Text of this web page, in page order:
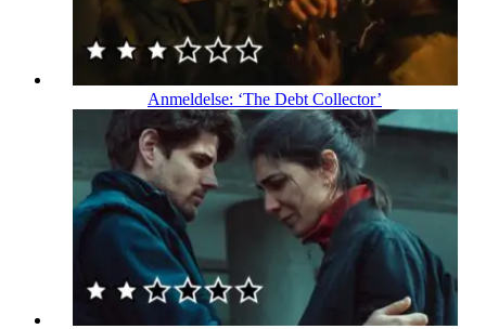
Anmeldelse: ‘The Debt Collector’